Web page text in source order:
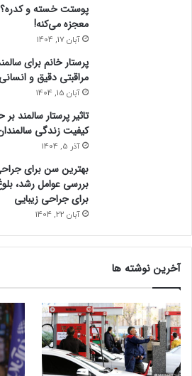
پوستت خسته و کدره؟
معجزه می‌کنه!
آبان 17, 1404
پرستار خانم برای
مراقبتی دقیق و انسانی
آبان 15, 1404
تاثیر پرستار سالمند
کیفیت زندگی
آذر 5, 1404
بررسی عوامل رشد،
برای جراحی زیبایی
آبان 22, 1404
آخرین نوشته ها